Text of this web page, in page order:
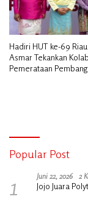
Hadiri HUT ke-69
Asmar Tekankan
Pemerataan
Popular Post
1 Juni 22, 2026 2
Jojo Juara